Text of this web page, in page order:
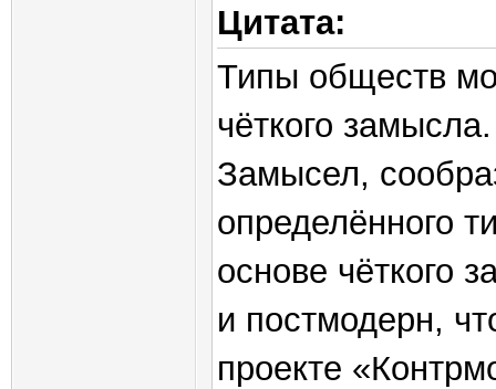
Цитата:
Типы обществ
чёткого замысла.
Замысел,
определённого
основе чёткого
и постмодерн,
проекте